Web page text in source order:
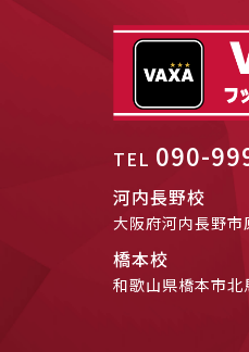
TEL 090-
河内長野校
大阪府河内長野
橋本校
和歌山県橋本市北